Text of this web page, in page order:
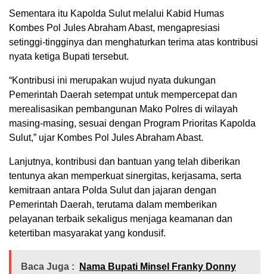
Sementara itu Kapolda Sulut melalui Kabid Humas
Kombes Pol Jules Abraham Abast, mengapresiasi
setinggi-tingginya dan menghaturkan terima atas kontribusi
nyata ketiga Bupati tersebut.
“Kontribusi ini merupakan wujud nyata dukungan
Pemerintah Daerah setempat untuk mempercepat dan
merealisasikan pembangunan Mako Polres di wilayah
masing-masing, sesuai dengan Program Prioritas Kapolda
Sulut,” ujar Kombes Pol Jules Abraham Abast.
Lanjutnya, kontribusi dan bantuan yang telah diberikan
tentunya akan memperkuat sinergitas, kerjasama, serta
kemitraan antara Polda Sulut dan jajaran dengan
Pemerintah Daerah, terutama dalam memberikan
pelayanan terbaik sekaligus menjaga keamanan dan
ketertiban masyarakat yang kondusif.
Baca Juga :
Nama Bupati Minsel Franky Donny